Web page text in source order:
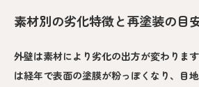
素材別の劣化特徴と再塗装の目
外壁は素材により劣化の出方が変わりま
は経年で表面の塗膜が粉っぽくなり、目